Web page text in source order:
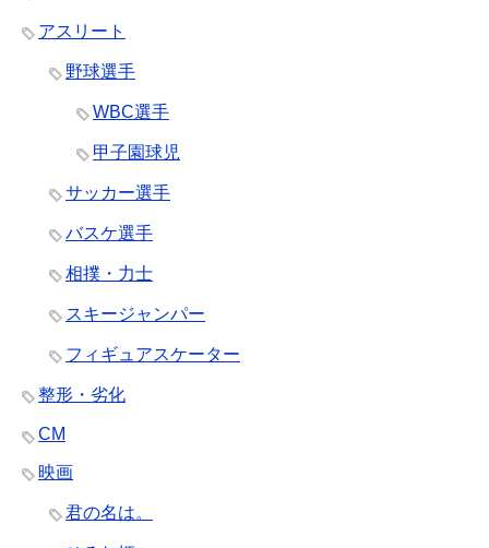
アスリート
野球選手
WBC選手
甲子園球児
サッカー選手
バスケ選手
相撲・力士
スキージャンパー
フィギュアスケーター
整形・劣化
CM
映画
君の名は。